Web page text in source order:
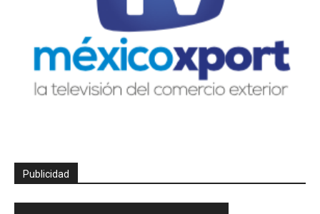
Publicidad